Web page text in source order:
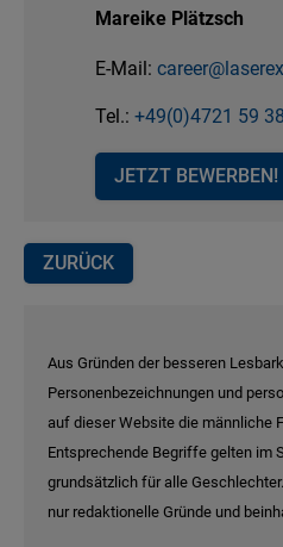
Mareike Plätzsch
E-Mail:
Tel.: +49(0)4721 59
JETZT BEWERBEN!
ZURÜCK
Aus Gründen der besseren
Personenbezeichnungen und
auf dieser Website die männliche
Entsprechende Begriffe gelten im
grundsätzlich für alle
nur redaktionelle Gründe und